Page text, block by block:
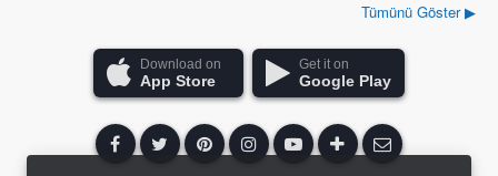
Tümünü Göster ▶
Download on
App Store
Get it on
Google Play